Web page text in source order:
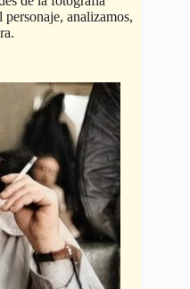
analizamos,